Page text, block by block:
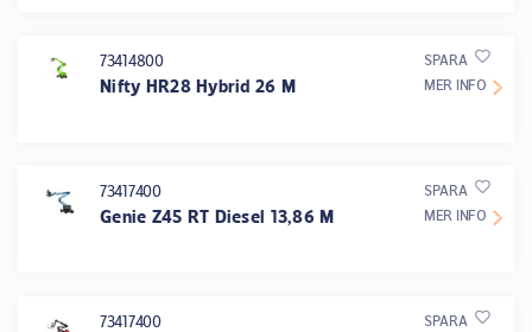
73414800
Nifty HR28 Hybrid 26 M
SPARA
MER INFO
73417400
Genie Z45 RT Diesel 13,86 M
SPARA
MER INFO
73417400
SPARA